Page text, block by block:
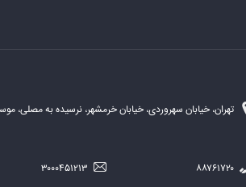
تهران، خیابان سهروردی، خیابان خرمشهر، نرسیده به مصلی،